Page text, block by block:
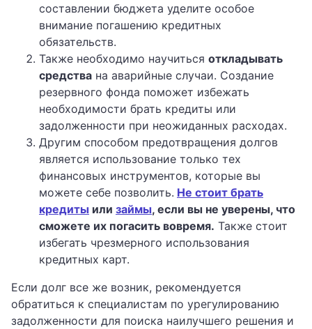
составлении бюджета уделите особое
внимание погашению кредитных
обязательств.
Также необходимо научиться откладывать
средства на аварийные случаи. Создание
резервного фонда поможет избежать
необходимости брать кредиты или
задолженности при неожиданных расходах.
Другим способом предотвращения долгов
является использование только тех
финансовых инструментов, которые вы
можете себе позволить. Не стоит брать
кредиты или займы, если вы не уверены, что
сможете их погасить вовремя. Также стоит
избегать чрезмерного использования
кредитных карт.
Если долг все же возник, рекомендуется
обратиться к специалистам по урегулированию
задолженности для поиска наилучшего решения и